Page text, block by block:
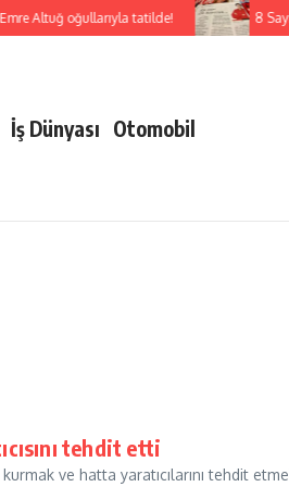
Altuğ oğullarıyla tatilde! 8
İş Dünyası Otomobil
tehdit etti
ve hatta yaratıcılarını tehdit